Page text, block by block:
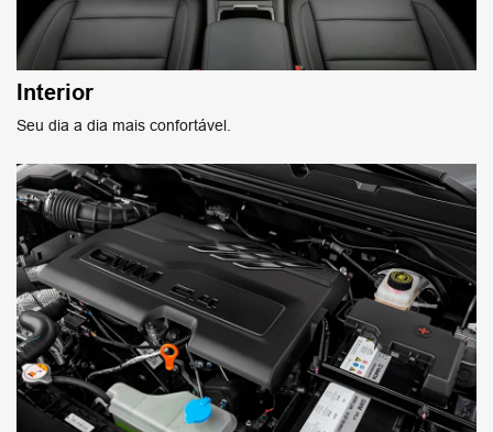
Interior
Seu dia a dia mais confortável.